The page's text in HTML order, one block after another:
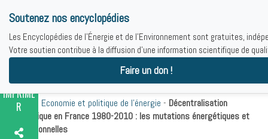
Accueil Economie et politique de l’énergie - Décentralisation
énergétique en France 1980-2010 : les mutations énergétiques et
institutionnelles
IMPRIME
R
Soutenez nos encyclopédies
Les Encyclopédies de l'Énergie et de l'Environnement sont gratuites,
Votre soutien contribue à la diffusion d'une information scientifique de
Faire un don !